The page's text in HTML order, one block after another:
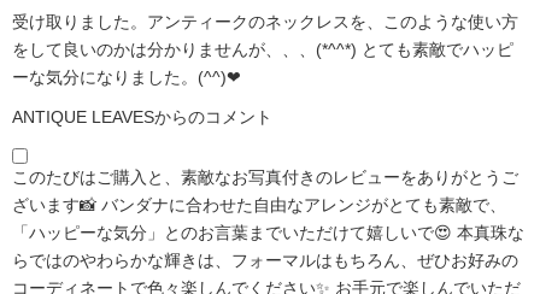
受け取りました。アンティークのネックレスを、このような使い方
をして良いのかは分かりませんが、、、(*^^*) とても素敵でハッピ
ーな気分になりました。(^^)❤
ANTIQUE LEAVESからのコメント
このたびはご購入と、素敵なお写真付きのレビューをありがとうご
ざいます📸 バンダナに合わせた自由なアレンジがとても素敵で、
「ハッピーな気分」とのお言葉までいただけて嬉しいで😍 本真珠な
らではのやわらかな輝きは、フォーマルはもちろん、ぜひお好みの
コーディネートで色々楽しんでください✨ お手元で楽しんでいただ